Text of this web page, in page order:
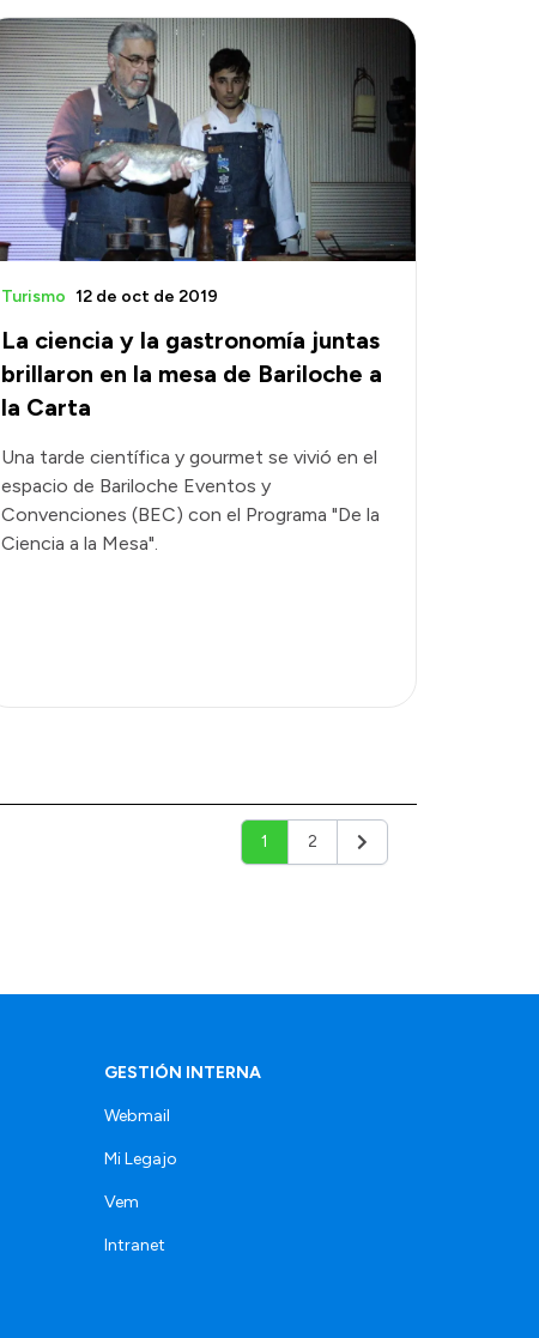
La ciencia y la gastronomía juntas
brillaron en la mesa de Bariloche a
la Carta
Turismo 12 de oct de 2019
Una tarde científica y gourmet se vivió en el
espacio de Bariloche Eventos y
Convenciones (BEC) con el Programa "De la
Ciencia a la Mesa".
1 2 Siguiente
GESTIÓN INTERNA
Webmail
Mi Legajo
Vem
Intranet